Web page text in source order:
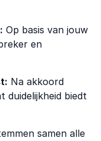
Op basis van jouw
en
Na akkoord
duidelijkheid biedt
samen alle